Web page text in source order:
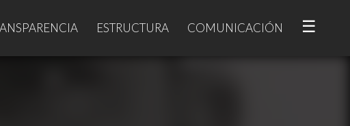
ESTRUCTURA COMUNICACIÓN ☰